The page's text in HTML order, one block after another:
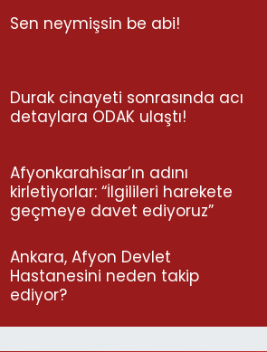
Sen neymişsin be abi!
Durak cinayeti sonrasında acı
detaylara ODAK ulaştı!
Afyonkarahisar’ın adını
kirletiyorlar: “İlgilileri harekete
geçmeye davet ediyoruz”
Ankara, Afyon Devlet
Hastanesini neden takip
ediyor?